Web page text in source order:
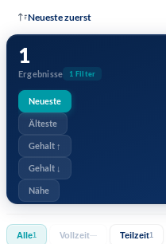
Neueste zuerst
1
Ergebnisse 1 Filter
Neueste
Älteste
Gehalt ↑
Gehalt ↓
Nähe
Alle1 Vollzeit— Teilzeit1